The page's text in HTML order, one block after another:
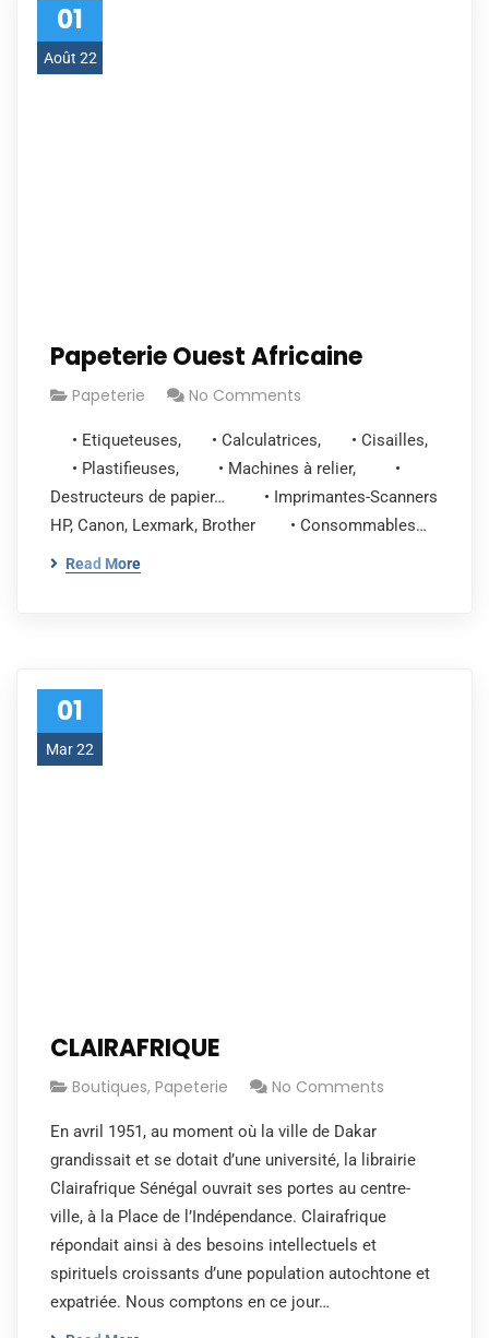
01
Août 22
Papeterie Ouest Africaine
Papeterie No Comments
• Etiqueteuses, • Calculatrices, • Cisailles,
• Plastifieuses, • Machines à relier, •
Destructeurs de papier… • Imprimantes-Scanners
HP, Canon, Lexmark, Brother • Consommables…
Read More
01
Mar 22
CLAIRAFRIQUE
Boutiques, Papeterie No Comments
En avril 1951, au moment où la ville de Dakar
grandissait et se dotait d’une université, la librairie
Clairafrique Sénégal ouvrait ses portes au centre-
ville, à la Place de l’Indépendance. Clairafrique
répondait ainsi à des besoins intellectuels et
spirituels croissants d’une population autochtone et
expatriée. Nous comptons en ce jour…